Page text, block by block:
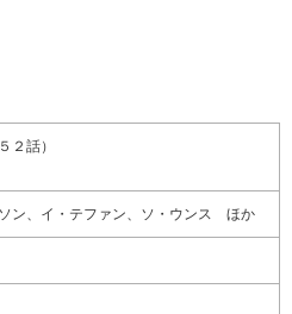
２話）
ン、イ・テファン、ソ・ウンス ほか